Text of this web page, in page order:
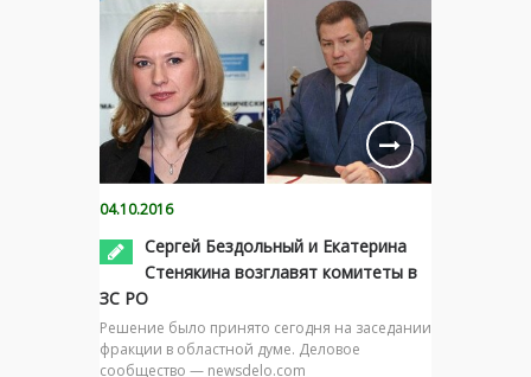
04.10.2016
Сергей Бездольный и Екатерина
Стенякина возглавят комитеты в
ЗС РО
Решение было принято сегодня на заседании
фракции в областной думе. Деловое
сообщество — newsdelo.com